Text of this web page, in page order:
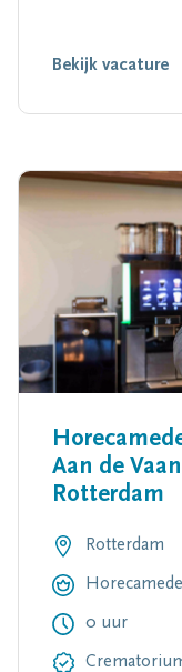
Bekijk vacature
Aan de
Rotterdam
Rotterdam
0 uur